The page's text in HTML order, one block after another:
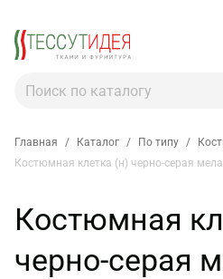
Главная / Каталог / По типу /
Костюмная клетка (н) черно-серая
Костюмная
черно-серая